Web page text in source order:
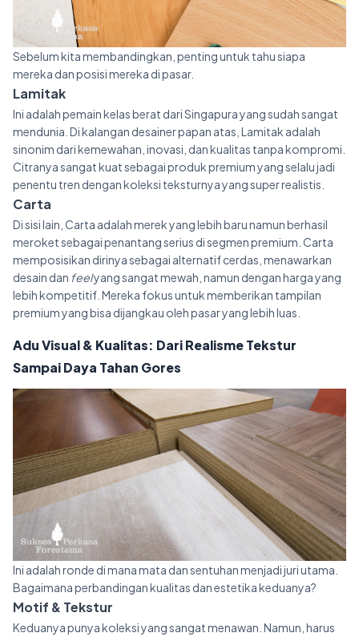
Sebelum kita membandingkan, penting untuk tahu siapa
mereka dan posisi mereka di pasar.
Lamitak
Ini adalah pemain kelas berat dari Singapura yang sudah sangat
mendunia. Di kalangan desainer papan atas, Lamitak adalah
sinonim dari kemewahan, inovasi, dan kualitas tanpa kompromi.
Citranya sangat kuat sebagai produk premium yang selalu jadi
penentu tren dengan koleksi teksturnya yang super realistis.
Carta
Di sisi lain, Carta adalah merek yang lebih baru namun berhasil
meroket sebagai penantang serius di segmen premium. Carta
memposisikan dirinya sebagai alternatif cerdas, menawarkan
desain dan feelyang sangat mewah, namun dengan harga yang
lebih kompetitif. Mereka fokus untuk memberikan tampilan
premium yang bisa dijangkau oleh pasar yang lebih luas.
Adu Visual & Kualitas: Dari Realisme Tekstur
Sampai Daya Tahan Gores
Ini adalah ronde di mana mata dan sentuhan menjadi juri utama.
Bagaimana perbandingan kualitas dan estetika keduanya?
Motif & Tekstur
Keduanya punya koleksi yang sangat menawan. Namun, harus